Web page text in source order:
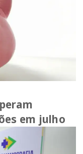
em julho